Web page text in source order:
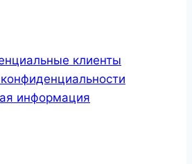
клиенты
информация